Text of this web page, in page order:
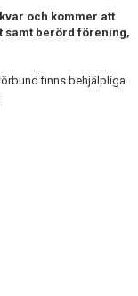
och kommer att
samt berörd förening,
finns behjälpliga